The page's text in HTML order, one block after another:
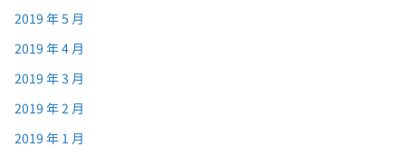
2019 年 5 月
2019 年 4 月
2019 年 3 月
2019 年 2 月
2019 年 1 月